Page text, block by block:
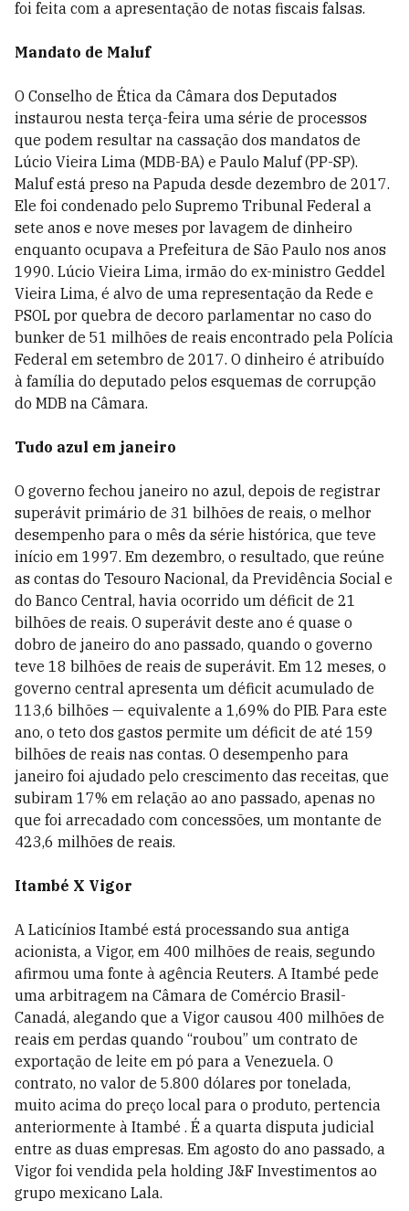
foi feita com a apresentação de notas fiscais falsas.
Mandato de Maluf
O Conselho de Ética da Câmara dos Deputados
instaurou nesta terça-feira uma série de processos
que podem resultar na cassação dos mandatos de
Lúcio Vieira Lima (MDB-BA) e Paulo Maluf (PP-SP).
Maluf está preso na Papuda desde dezembro de 2017.
Ele foi condenado pelo Supremo Tribunal Federal a
sete anos e nove meses por lavagem de dinheiro
enquanto ocupava a Prefeitura de São Paulo nos anos
1990. Lúcio Vieira Lima, irmão do ex-ministro Geddel
Vieira Lima, é alvo de uma representação da Rede e
PSOL por quebra de decoro parlamentar no caso do
bunker de 51 milhões de reais encontrado pela Polícia
Federal em setembro de 2017. O dinheiro é atribuído
à família do deputado pelos esquemas de corrupção
do MDB na Câmara.
Tudo azul em janeiro
O governo fechou janeiro no azul, depois de registrar
superávit primário de 31 bilhões de reais, o melhor
desempenho para o mês da série histórica, que teve
início em 1997. Em dezembro, o resultado, que reúne
as contas do Tesouro Nacional, da Previdência Social e
do Banco Central, havia ocorrido um déficit de 21
bilhões de reais. O superávit deste ano é quase o
dobro de janeiro do ano passado, quando o governo
teve 18 bilhões de reais de superávit. Em 12 meses, o
governo central apresenta um déficit acumulado de
113,6 bilhões — equivalente a 1,69% do PIB. Para este
ano, o teto dos gastos permite um déficit de até 159
bilhões de reais nas contas. O desempenho para
janeiro foi ajudado pelo crescimento das receitas, que
subiram 17% em relação ao ano passado, apenas no
que foi arrecadado com concessões, um montante de
423,6 milhões de reais.
Itambé X Vigor
A Laticínios Itambé está processando sua antiga
acionista, a Vigor, em 400 milhões de reais, segundo
afirmou uma fonte à agência Reuters. A Itambé pede
uma arbitragem na Câmara de Comércio Brasil-
Canadá, alegando que a Vigor causou 400 milhões de
reais em perdas quando “roubou” um contrato de
exportação de leite em pó para a Venezuela. O
contrato, no valor de 5.800 dólares por tonelada,
muito acima do preço local para o produto, pertencia
anteriormente à Itambé . É a quarta disputa judicial
entre as duas empresas. Em agosto do ano passado, a
Vigor foi vendida pela holding J&F Investimentos ao
grupo mexicano Lala.